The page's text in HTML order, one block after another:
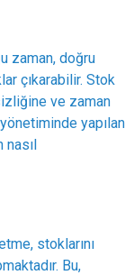
zaman, doğru
çıkarabilir. Stok
ve zaman
yapılan
nasıl
stoklarını
Bu,